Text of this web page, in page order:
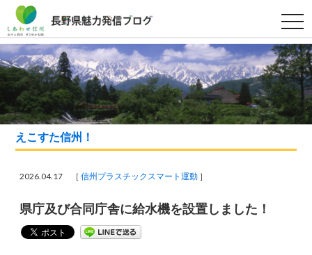
t
o
g
g
l
e
n
a
v
g
i
えこすた信州！
2026.04.17 ［信州プラスチックスマート運動 ］
県庁及び合同庁舎に給水機を設置しました！